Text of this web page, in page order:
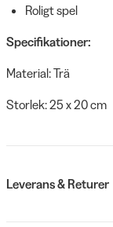
Roligt spel
Specifikationer:
Material: Trä
Storlek: 25 x 20 cm
Leverans & Returer